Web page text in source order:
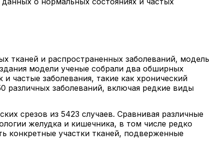
тканей и распространенных заболеваний, модель
модели ученые собрали два обширных
частые заболевания, такие как хронический
различных заболеваний, включая редкие виды
срезов из 5423 случаев. Сравнивая различные
желудка и кишечника, в том числе редко
конкретные участки тканей, подверженные